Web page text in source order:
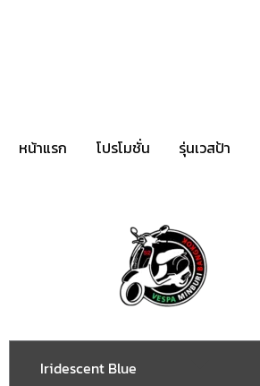
หน้าแรก โปรโมชั่น รุ่นเวสป้า
Iridescent Blue